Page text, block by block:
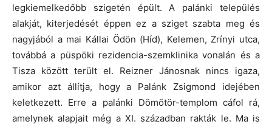
legkiemelkedőbb szigetén épült. A palánki település
alakját, kiterjedését éppen ez a sziget szabta meg és
nagyjából a mai Kállai Ödön (Híd), Kelemen, Zrínyi utca,
továbbá a püspöki rezidencia-szemklinika vonalán és a
Tisza között terült el. Reizner Jánosnak nincs igaza,
amikor azt állítja, hogy a Palánk Zsigmond idejében
keletkezett. Erre a palánki Dömötör-templom cáfol rá,
amelynek alapjait még a XI. században rakták le. Ma is